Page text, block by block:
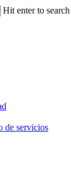
Hit enter to
de servicios